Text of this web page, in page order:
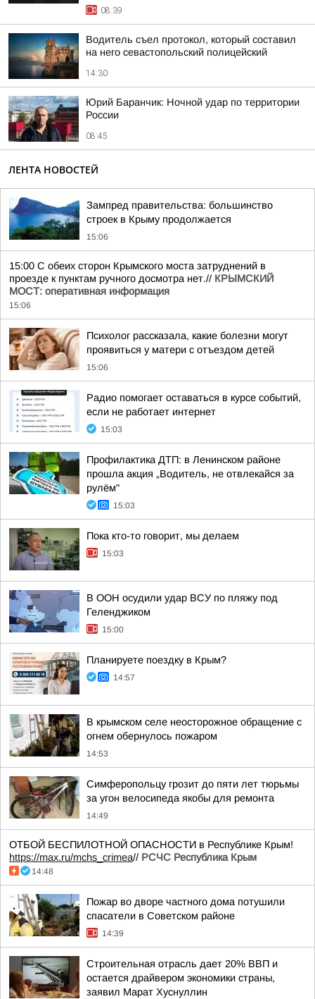
08:39
Водитель съел протокол, который составил
на него севастопольский полицейский
14:30
Юрий Баранчик: Ночной удар по территории
России
08:45
ЛЕНТА НОВОСТЕЙ
Зампред правительства: большинство
строек в Крыму продолжается
15:06
15:00 С обеих сторон Крымского моста затруднений в
проезде к пунктам ручного досмотра нет.// КРЫМСКИЙ
МОСТ: оперативная информация
15:06
Психолог рассказала, какие болезни могут
проявиться у матери с отъездом детей
15:06
Радио помогает оставаться в курсе событий,
если не работает интернет
15:03
Профилактика ДТП: в Ленинском районе
прошла акция „Водитель, не отвлекайся за
рулём"
15:03
Пока кто-то говорит, мы делаем
15:03
В ООН осудили удар ВСУ по пляжу под
Геленджиком
15:00
Планируете поездку в Крым?
14:57
В крымском селе неосторожное обращение с
огнем обернулось пожаром
14:53
Симферопольцу грозит до пяти лет тюрьмы
за угон велосипеда якобы для ремонта
14:49
ОТБОЙ БЕСПИЛОТНОЙ ОПАСНОСТИ в Республике Крым!
https://max.ru/mchs_crimea// РСЧС Республика Крым
14:48
Пожар во дворе частного дома потушили
спасатели в Советском районе
14:39
Строительная отрасль дает 20% ВВП и
остается драйвером экономики страны,
заявил Марат Хуснуллин